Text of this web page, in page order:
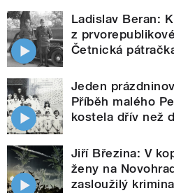
Ladislav Beran:
z
Četnická
Jeden
Příběh malého
kostela dřív než
Jiří Březina: V
ženy na
zasloužilý